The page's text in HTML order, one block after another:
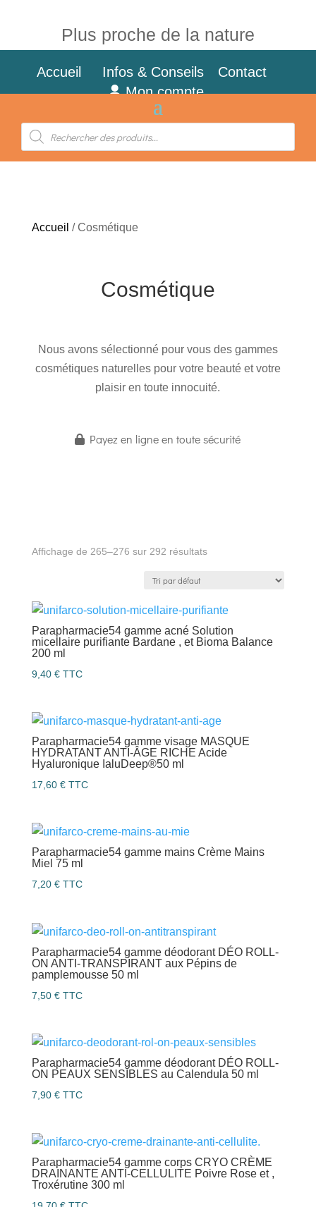
Plus proche de la nature
Accueil Infos & Conseils
Contact
Mon compte
Recherche
produits
Accueil / Cosmétique
Cosmétique
Nous avons sélectionné pour vous des gammes
cosmétiques naturelles pour votre beauté et votre
plaisir en toute innocuité.
Payez en ligne en toute sécurité
Affichage de 265–276 sur 292 résultats
Parapharmacie54 gamme acné Solution
micellaire purifiante Bardane , et Bioma Balance
200 ml
9,40 € TTC
Parapharmacie54 gamme visage MASQUE
HYDRATANT ANTI-ÂGE RICHE Acide
Hyaluronique IaluDeep®50 ml
17,60 € TTC
Parapharmacie54 gamme mains Crème Mains
Miel 75 ml
7,20 € TTC
Parapharmacie54 gamme déodorant DÉO ROLL-
ON ANTI-TRANSPIRANT aux Pépins de
pamplemousse 50 ml
7,50 € TTC
Parapharmacie54 gamme déodorant DÉO ROLL-
ON PEAUX SENSIBLES au Calendula 50 ml
7,90 € TTC
Parapharmacie54 gamme corps CRYO CRÈME
DRAINANTE ANTI-CELLULITE Poivre Rose et ,
Troxérutine 300 ml